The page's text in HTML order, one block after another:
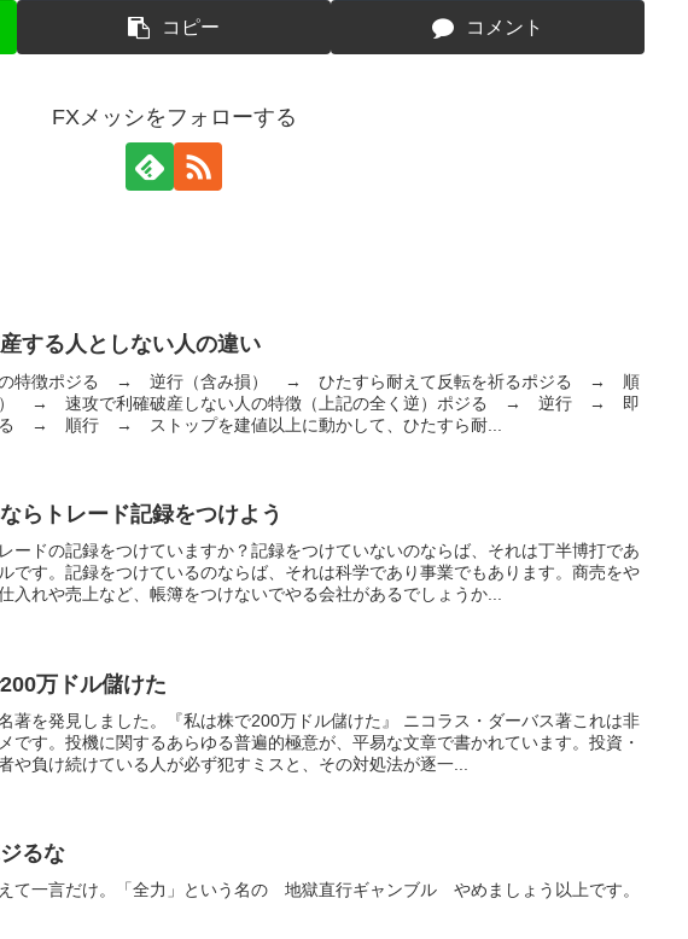
コピー コメント
FXメッシをフォローする
する人としない人の違い
の特徴ポジる → 逆行（含み損） → ひたすら耐えて反転を祈るポジる → 順
） → 速攻で利確破産しない人の特徴（上記の全く逆）ポジる → 逆行 → 即
る → 順行 → ストップを建値以上に動かして、ひたすら耐...
らトレード記録をつけよう
ードの記録をつけていますか？記録をつけていないのならば、それは丁半博打であ
です。記録をつけているのならば、それは科学であり事業でもあります。商売をや
入れや売上など、帳簿をつけないでやる会社があるでしょうか...
万ドル儲けた
著を発見しました。『私は株で200万ドル儲けた』 ニコラス・ダーバス著これは非
です。投機に関するあらゆる普遍的極意が、平易な文章で書かれています。投資・
や負け続けている人が必ず犯すミスと、その対処法が逐一...
るな
て一言だけ。「全力」という名の 地獄直行ギャンブル やめましょう以上です。